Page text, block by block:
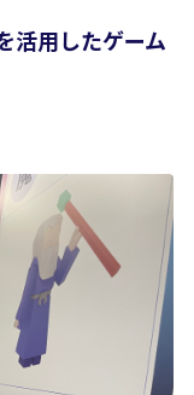
活用したゲーム